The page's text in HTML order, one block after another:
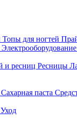
Топы для ногтей
Электрооборудование
и ресниц Ресницы
Сахарная паста
Уход